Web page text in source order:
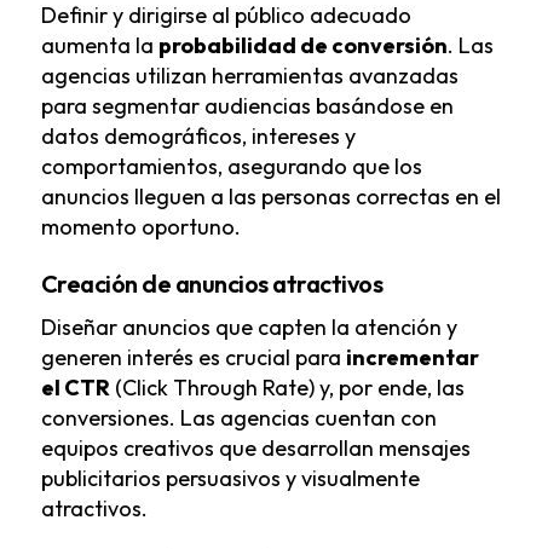
Definir y dirigirse al público adecuado
aumenta la probabilidad de conversión. Las
agencias utilizan herramientas avanzadas
para segmentar audiencias basándose en
datos demográficos, intereses y
comportamientos, asegurando que los
anuncios lleguen a las personas correctas en el
momento oportuno.
Creación de anuncios atractivos
Diseñar anuncios que capten la atención y
generen interés es crucial para incrementar
el CTR(Click Through Rate) y, por ende, las
conversiones. Las agencias cuentan con
equipos creativos que desarrollan mensajes
publicitarios persuasivos y visualmente
atractivos.